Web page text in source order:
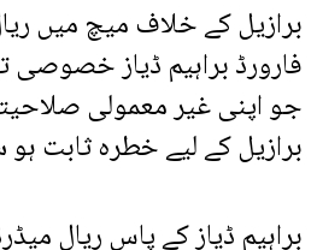
برازیل کے خلاف میچ میں
فارورڈ براہیم ڈیاز خصوصی
جو اپنی غیر معمولی
برازیل کے لیے خطرہ ثابت
براہیم ڈیاز کے پاس ریال